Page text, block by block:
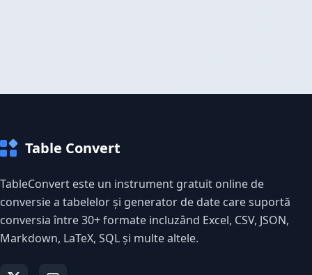
Table Convert
TableConvert este un instrument gratuit online de
conversie a tabelelor și generator de date care suportă
conversia între 30+ formate incluzând Excel, CSV, JSON,
Markdown, LaTeX, SQL și multe altele.